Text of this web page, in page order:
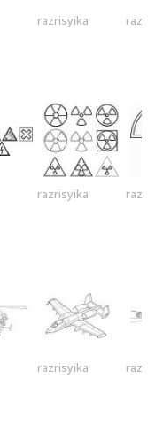
razrisyika
razrisyika
razrisyika